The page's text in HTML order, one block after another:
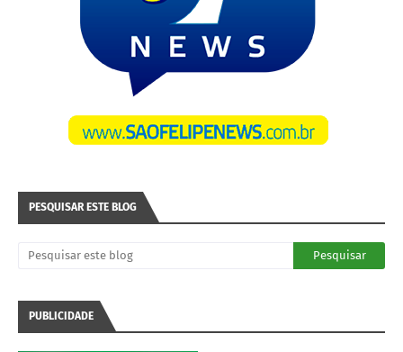
PESQUISAR ESTE BLOG
PUBLICIDADE